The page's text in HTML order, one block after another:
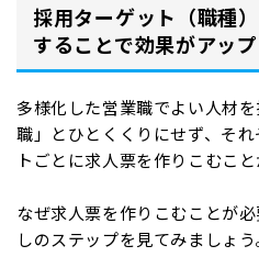
採用ターゲット（職種
することで効果がアップ
多様化した営業職でよい人材
職」とひとくくりにせず、そ
トごとに求人票を作りこむこと
なぜ求人票を作りこむことが
しのステップを見てみましょう